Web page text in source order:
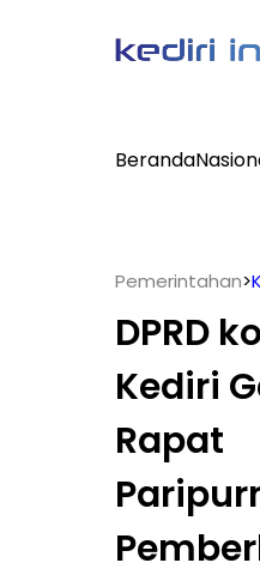
Beranda
Pemerintahan>
DPRD
Kediri
Rapat